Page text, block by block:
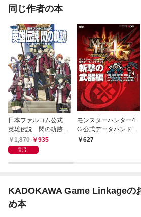
件～(話売り)
同じ作者の本
日本ファルコム公式
英雄伝説 閃の軌跡
ザ・コンプリートガイ
ド
1,870 935
割引
モンスターハンター4
G 公式データハンドブ
ック 斬撃の武器編
（斬）］
627
KADOKAWA Game Linkageの
め本